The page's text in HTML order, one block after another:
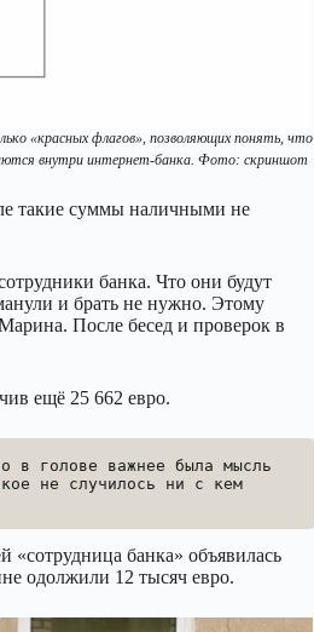
«красных флагов», позволяющих понять, что
внутри интернет-банка. Фото: скриншот
такие суммы наличными не
банка. Что они будут
и брать не нужно. Этому
После бесед и проверок в
ещё 25 662 евро.
в голове важнее была мысль
не случилось ни с кем
«сотрудница банка» объявилась
одолжили 12 тысяч евро.